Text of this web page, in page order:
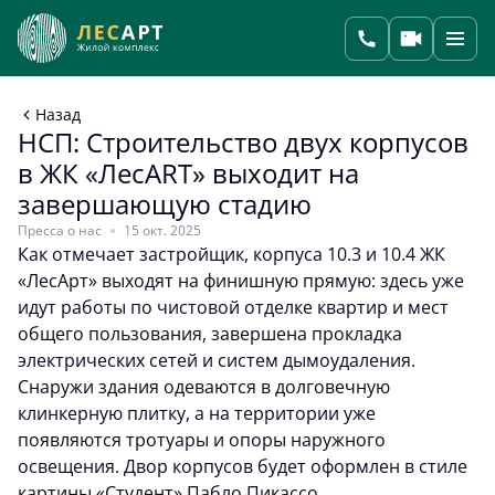
Назад
НСП: Строительство двух корпусов
в ЖК «ЛесART» выходит на
завершающую стадию
Пресса о нас 15 окт. 2025
Как отмечает застройщик, корпуса 10.3 и 10.4 ЖК
«ЛесAрт» выходят на финишную прямую: здесь уже
идут работы по чистовой отделке квартир и мест
общего пользования, завершена прокладка
электрических сетей и систем дымоудаления.
Снаружи здания одеваются в долговечную
клинкерную плитку, а на территории уже
появляются тротуары и опоры наружного
освещения. Двор корпусов будет оформлен в стиле